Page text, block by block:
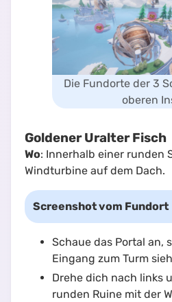
Die Fundorte der 3
oberen
Goldener Uralter Fisch
Wo: Innerhalb einer runden
Windturbine auf dem Dach.
Screenshot vom Fundort
Schaue das Portal an,
Eingang zum Turm
Drehe dich nach links
runden Ruine mit der